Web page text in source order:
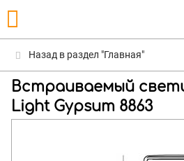
Назад в раздел "Главная"
Встраиваемый
Light Gypsum 8863